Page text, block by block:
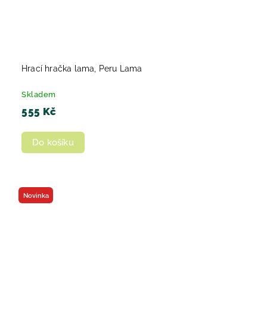
Hrací hračka lama, Peru Lama
Skladem
555 Kč
Do košíku
Novinka